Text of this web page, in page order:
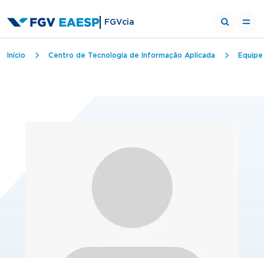
FGVcia
Trilha de navegação
Início Centro de Tecnologia de Informação Aplicada Equipe